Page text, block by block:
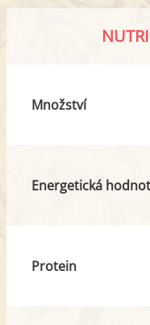
Množství
Energetická
Protein